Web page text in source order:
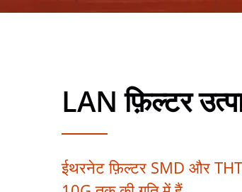
LAN फ़िल्टर
ईथरनेट फ़िल्टर SMD और